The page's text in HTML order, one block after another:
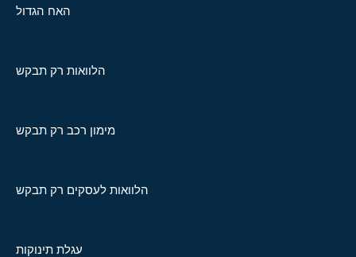
האח הגדול
הלוואות רק תבקש
מימון רכב רק תבקש
הלוואות לעסקים רק תבקש
עגלת תינוקות